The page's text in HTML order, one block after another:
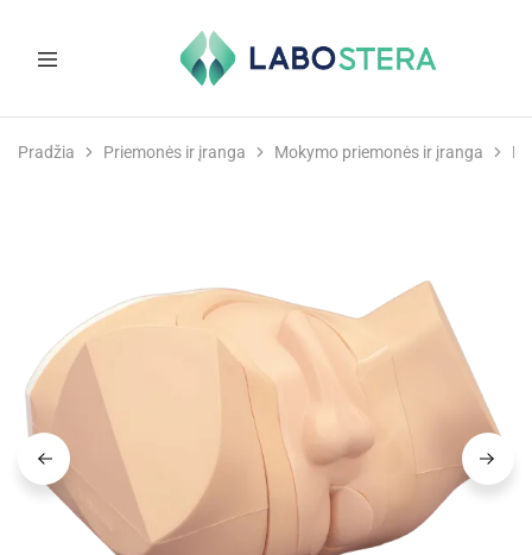
ir
Pradžia Priemonės ir įranga Mokymo priemonės ir įranga